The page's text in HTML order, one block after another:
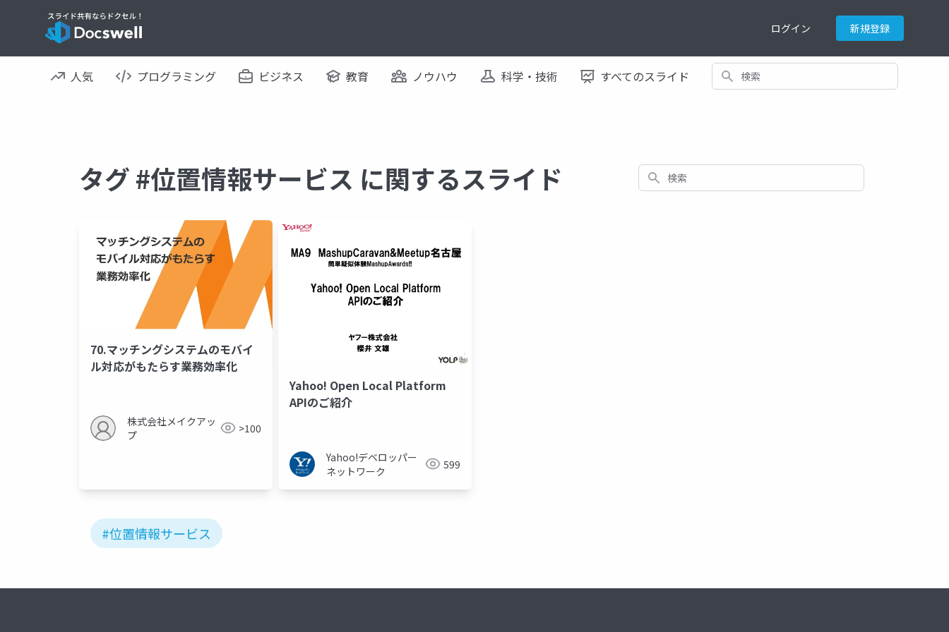
ログイン 新規登録
人気 プログラミング ビジネス 教育 ノウハウ 科学・技術 すべてのスライド 検索
タグ #位置情報サービス に関するスライド 検索
70.マッチングシステムのモバイ
ル対応がもたらす業務効率化
株式会社メイクアッ
プ
>100
Yahoo! Open Local Platform
APIのご紹介
Yahoo!デベロッパー
ネットワーク
599
#位置情報サービス